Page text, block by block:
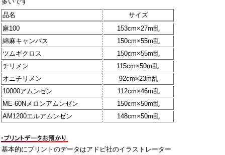
品名
サイズ
麻100
153cm×27m乱
綿麻キャンバス
150cm×55m乱
ツムギクロス
150cm×55m乱
チリメン
115cm×50m乱
オニチリメン
92cm×23m乱
10000アムンゼン
112cm×46m乱
ME-60Nメロンアムンゼン
150cm×50m乱
AM1200エルアムンゼン
148cm×50m乱
基本的にプリントのデータはアドビ社のイラストレーター